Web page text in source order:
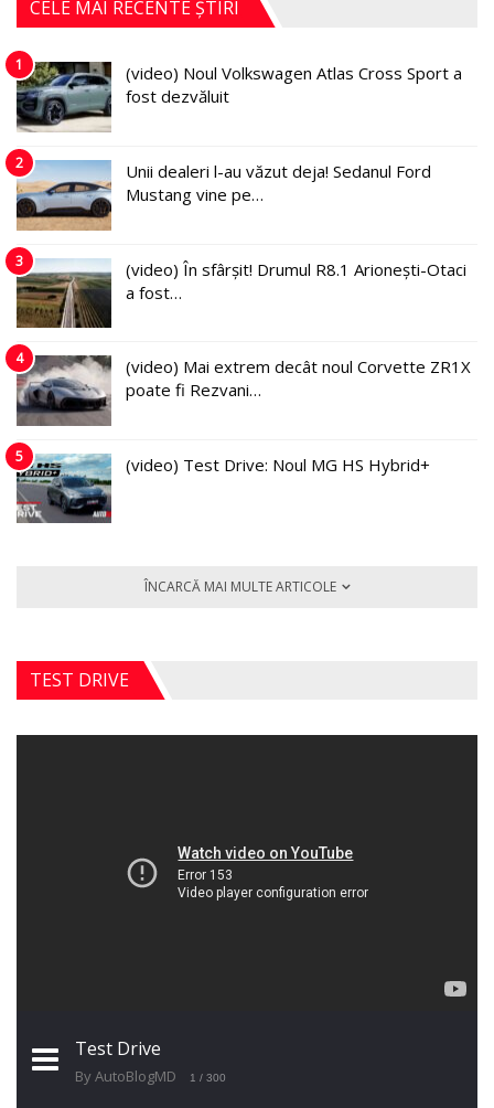
CELE MAI RECENTE ȘTIRI
1
(video) Noul Volkswagen Atlas Cross Sport a
fost dezvăluit
2
Unii dealeri l-au văzut deja! Sedanul Ford
Mustang vine pe…
3
(video) În sfârșit! Drumul R8.1 Arionești-Otaci
a fost…
4
(video) Mai extrem decât noul Corvette ZR1X
poate fi Rezvani…
5 (video) Test Drive: Noul MG HS Hybrid+
ÎNCARCĂ MAI MULTE ARTICOLE
TEST DRIVE
Test Drive
By AutoBlogMD 1 / 300